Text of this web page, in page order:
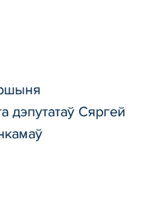
дэпутатаў Сяргей